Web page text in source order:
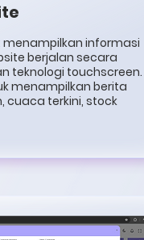
menampilkan informasi
berjalan secara
teknologi touchscreen.
menampilkan berita
cuaca terkini, stock